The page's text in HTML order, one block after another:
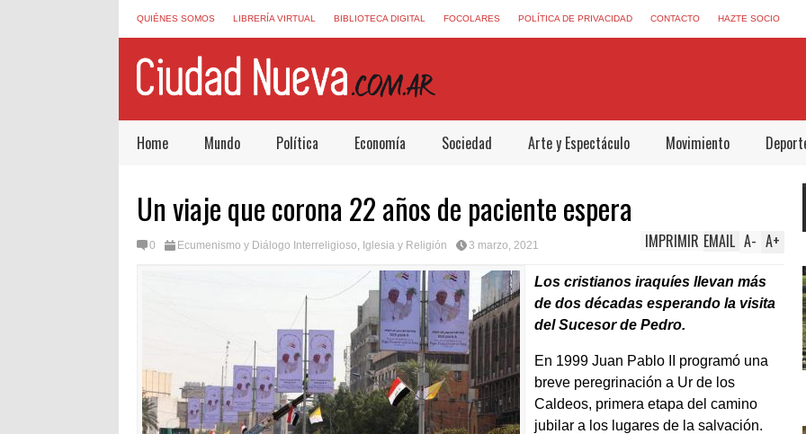
QUIÉNES SOMOS LIBRERÍA VIRTUAL BIBLIOTECA DIGITAL FOCOLARES POLÍTICA DE PRIVACIDAD CONTACTO HAZTE SOCIO
Home Mundo Política Economía Sociedad Arte y Espectáculo Movimiento
Un viaje que corona 22 años de paciente espera
0 Ecumenismo y Diálogo Interreligioso, Iglesia y Religión 3 marzo, 2021 A+
A-
EMAIL
IMPRIMIR
Los cristianos iraquíes llevan más
de dos décadas esperando la visita
del Sucesor de Pedro.
En 1999 Juan Pablo II programó una
breve peregrinación a Ur de los
Caldeos, primera etapa del camino
jubilar a los lugares de la salvación.